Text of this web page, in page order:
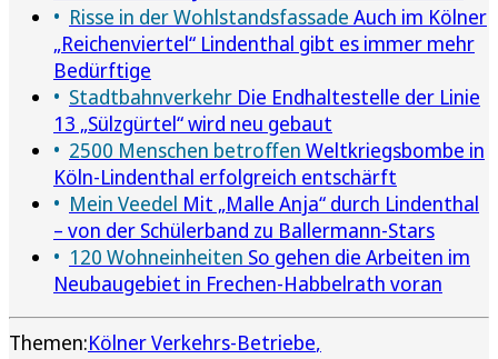
Risse in der Wohlstandsfassade Auch im Kölner
„Reichenviertel“ Lindenthal gibt es immer mehr
Bedürftige
Stadtbahnverkehr Die Endhaltestelle der Linie
13 „Sülzgürtel“ wird neu gebaut
2500 Menschen betroffen Weltkriegsbombe in
Köln-Lindenthal erfolgreich entschärft
Mein Veedel Mit „Malle Anja“ durch Lindenthal
– von der Schülerband zu Ballermann-Stars
120 Wohneinheiten So gehen die Arbeiten im
Neubaugebiet in Frechen-Habbelrath voran
Themen:Kölner Verkehrs-Betriebe